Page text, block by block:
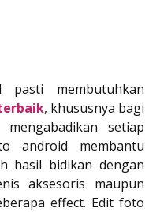
pasti membutuhkan
, khususnya bagi
setiap
android membantu
hasil bidikan dengan
aksesoris maupun
effect. Edit foto